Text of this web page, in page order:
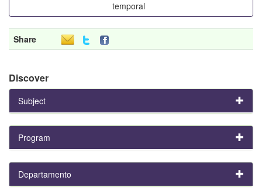
temporal
Share
Discover
Subject
Program
Departamento